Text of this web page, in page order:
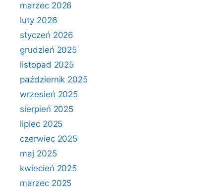
marzec 2026
luty 2026
styczeń 2026
grudzień 2025
listopad 2025
październik 2025
wrzesień 2025
sierpień 2025
lipiec 2025
czerwiec 2025
maj 2025
kwiecień 2025
marzec 2025